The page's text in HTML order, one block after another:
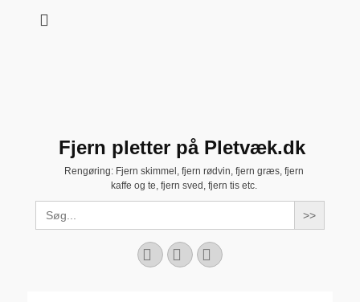
Fjern pletter på Pletvæk.dk
Rengøring: Fjern skimmel, fjern rødvin, fjern græs, fjern
kaffe og te, fjern sved, fjern tis etc.
Search
for:
Facebook
YouTubeInstagram